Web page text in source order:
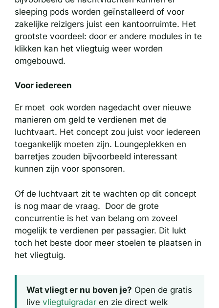
sleeping pods worden geïnstalleerd of voor
zakelijke reizigers juist een kantoorruimte. Het
grootste voordeel: door er andere modules in te
klikken kan het vliegtuig weer worden
omgebouwd.
Voor iedereen
Er moet ook worden nagedacht over nieuwe
manieren om geld te verdienen met de
luchtvaart. Het concept zou juist voor iedereen
toegankelijk moeten zijn. Loungeplekken en
barretjes zouden bijvoorbeeld interessant
kunnen zijn voor sponsoren.
Of de luchtvaart zit te wachten op dit concept
is nog maar de vraag. Door de grote
concurrentie is het van belang om zoveel
mogelijk te verdienen per passagier. Dit lukt
toch het beste door meer stoelen te plaatsen in
het vliegtuig.
Wat vliegt er nu boven je? Open de gratis
live vliegtuigradar en zie direct welk